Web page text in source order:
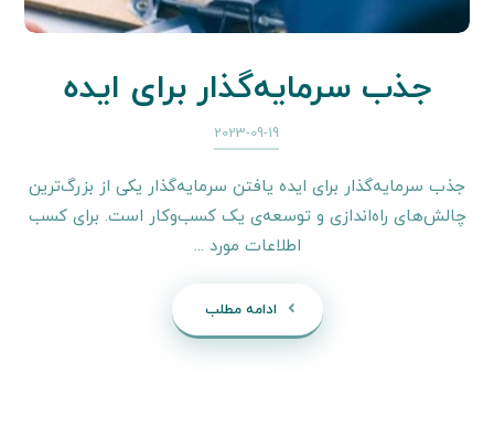
جذب سرمایه‌گذار برای ایده
2023-09-19
جذب سرمایه‌گذار برای ایده یافتن سرمایه‌گذار یکی از بزرگ‌ترین
چالش‌های راه‌اندازی و توسعه‌ی یک کسب‌وکار است. برای کسب
اطلاعات مورد ...
ادامه مطلب